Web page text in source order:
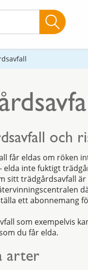
och
får eldas om röken
elda inte fuktigt
sitt trädgårdsavfall
ett abonnemang
som exempelvis
du får elda.
arter